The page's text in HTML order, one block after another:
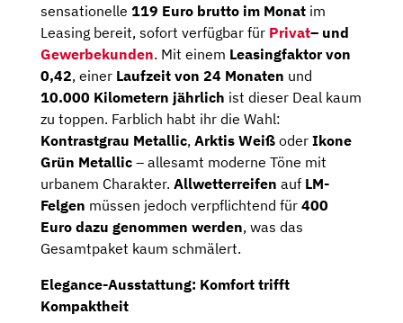
sensationelle 119 Euro brutto im Monat im
Leasing bereit, sofort verfügbar für Privat– und
Gewerbekunden. Mit einem Leasingfaktor von
0,42, einer Laufzeit von 24 Monaten und
10.000 Kilometern jährlich ist dieser Deal kaum
zu toppen. Farblich habt ihr die Wahl:
Kontrastgrau Metallic, Arktis Weiß oder Ikone
Grün Metallic – allesamt moderne Töne mit
urbanem Charakter. Allwetterreifen auf LM-
Felgen müssen jedoch verpflichtend für 400
Euro dazu genommen werden, was das
Gesamtpaket kaum schmälert.
Elegance-Ausstattung: Komfort trifft
Kompaktheit